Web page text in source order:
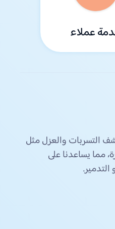
عملاء
التسربات والعزل مثل
مما يساعدنا على